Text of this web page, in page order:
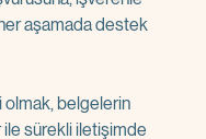
aşamada destek
olmak, belgelerin
sürekli iletişimde